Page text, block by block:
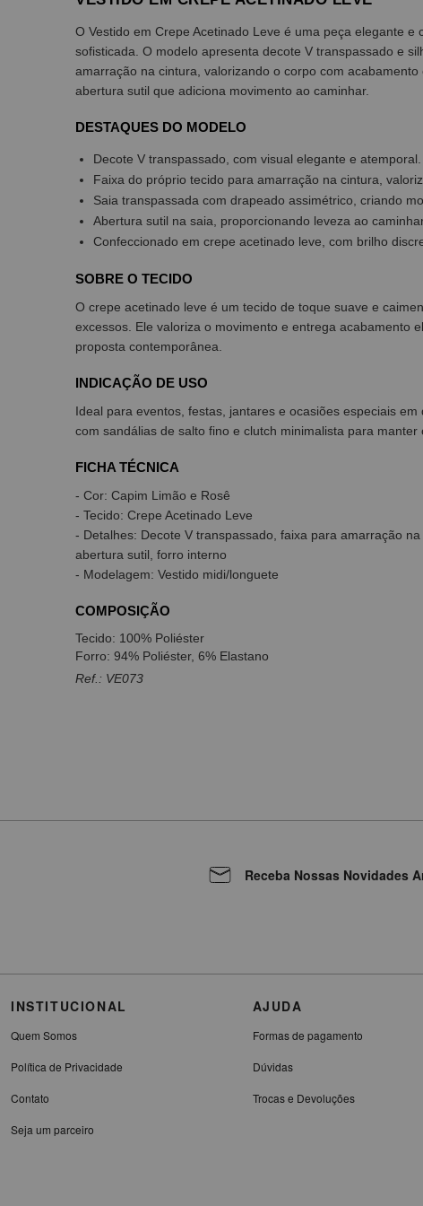
O Vestido em Crepe Acetinado Leve é uma peça elegante
sofisticada. O modelo apresenta decote V transpassado e
amarração na cintura, valorizando o corpo com
abertura sutil que adiciona movimento ao caminhar.
DESTAQUES DO MODELO
Decote V transpassado, com visual elegante e atemporal.
Faixa do próprio tecido para amarração na cintura,
Saia transpassada com drapeado assimétrico, criando
Abertura sutil na saia, proporcionando leveza ao
Confeccionado em crepe acetinado leve, com brilho
SOBRE O TECIDO
O crepe acetinado leve é um tecido de toque suave e
excessos. Ele valoriza o movimento e entrega acabamento
proposta contemporânea.
INDICAÇÃO DE USO
Ideal para eventos, festas, jantares e ocasiões especiais
com sandálias de salto fino e clutch minimalista para
FICHA TÉCNICA
- Cor: Capim Limão e Rosê
- Tecido: Crepe Acetinado Leve
- Detalhes: Decote V transpassado, faixa para amarração
abertura sutil, forro interno
- Modelagem: Vestido midi/longuete
COMPOSIÇÃO
Tecido: 100% Poliéster
Forro: 94% Poliéster, 6% Elastano
Ref.: VE073
Receba Nossas Novidades
INSTITUCIONAL
Quem Somos
Política de Privacidade
Contato
Seja um parceiro
AJUDA
Formas de pagamento
Dúvidas
Trocas e Devoluções